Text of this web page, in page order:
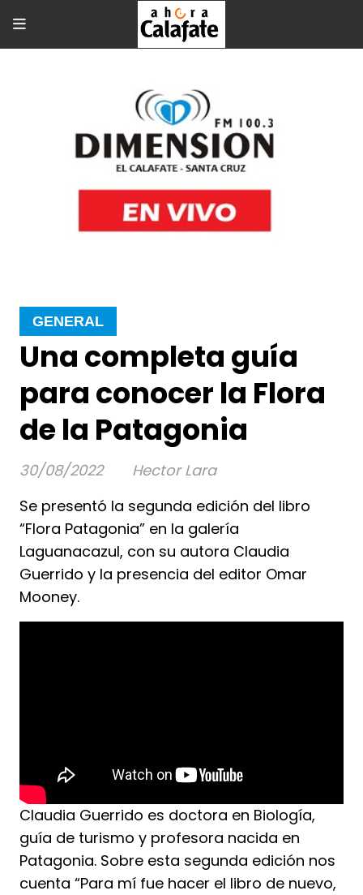
Una completa guía
para conocer la Flora
de la Patagonia
Se presentó la segunda edición del libro
“Flora Patagonia” en la galería
Laguanacazul, con su autora Claudia
Guerrido y la presencia del editor Omar
Mooney.
GENERAL
30/08/2022 Hector Lara
Claudia Guerrido es doctora en Biología,
guía de turismo y profesora nacida en
Patagonia. Sobre esta segunda edición nos
cuenta “Para mí fue hacer el libro de nuevo,